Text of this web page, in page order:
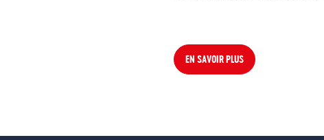
EN SAVOIR PLUS